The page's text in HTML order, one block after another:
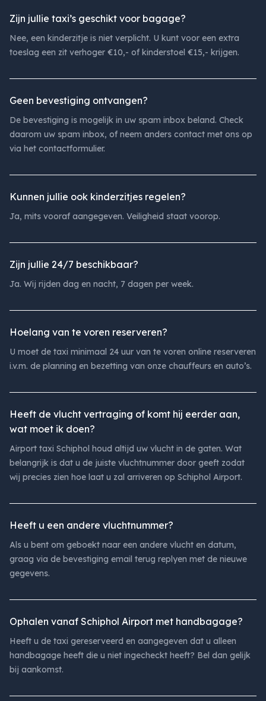
Zijn jullie taxi’s geschikt voor bagage?
Nee, een kinderzitje is niet verplicht. U kunt voor een extra
toeslag een zit verhoger €10,- of kinderstoel €15,- krijgen.
Geen bevestiging ontvangen?
De bevestiging is mogelijk in uw spam inbox beland. Check
daarom uw spam inbox, of neem anders contact met ons op
via het contactformulier.
Kunnen jullie ook kinderzitjes regelen?
Ja, mits vooraf aangegeven. Veiligheid staat voorop.
Zijn jullie 24/7 beschikbaar?
Ja. Wij rijden dag en nacht, 7 dagen per week.
Hoelang van te voren reserveren?
U moet de taxi minimaal 24 uur van te voren online reserveren
i.v.m. de planning en bezetting van onze chauffeurs en auto’s.
Heeft de vlucht vertraging of komt hij eerder aan,
wat moet ik doen?
Airport taxi Schiphol houd altijd uw vlucht in de gaten. Wat
belangrijk is dat u de juiste vluchtnummer door geeft zodat
wij precies zien hoe laat u zal arriveren op Schiphol Airport.
Heeft u een andere vluchtnummer?
Als u bent om geboekt naar een andere vlucht en datum,
graag via de bevestiging email terug replyen met de nieuwe
gegevens.
Ophalen vanaf Schiphol Airport met handbagage?
Heeft u de taxi gereserveerd en aangegeven dat u alleen
handbagage heeft die u niet ingecheckt heeft? Bel dan gelijk
bij aankomst.